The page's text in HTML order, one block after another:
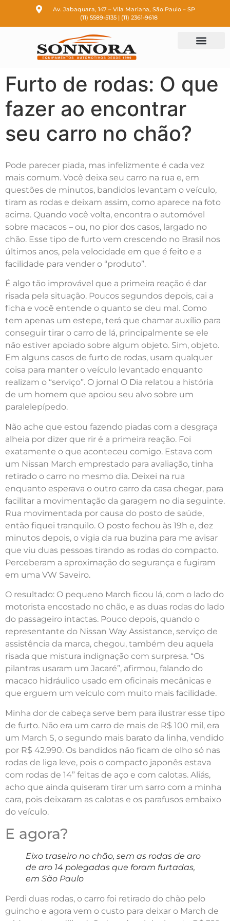
Av. Jabaquara, 147 – Vila Mariana, São Paulo – SP
(11) 5589-5135 | (11) 2361-9618
Furto de rodas: O que
fazer ao encontrar
seu carro no chão?
Pode parecer piada, mas infelizmente é cada vez
mais comum. Você deixa seu carro na rua e, em
questões de minutos, bandidos levantam o veículo,
tiram as rodas e deixam assim, como aparece na foto
acima. Quando você volta, encontra o automóvel
sobre macacos – ou, no pior dos casos, largado no
chão. Esse tipo de furto vem crescendo no Brasil nos
últimos anos, pela velocidade em que é feito e a
facilidade para vender o “produto”.
É algo tão improvável que a primeira reação é dar
risada pela situação. Poucos segundos depois, cai a
ficha e você entende o quanto se deu mal. Como
tem apenas um estepe, terá que chamar auxílio para
conseguir tirar o carro de lá, principalmente se ele
não estiver apoiado sobre algum objeto. Sim, objeto.
Em alguns casos de furto de rodas, usam qualquer
coisa para manter o veículo levantado enquanto
realizam o “serviço”. O jornal O Dia relatou a história
de um homem que apoiou seu alvo sobre um
paralelepípedo.
Não ache que estou fazendo piadas com a desgraça
alheia por dizer que rir é a primeira reação. Foi
exatamente o que aconteceu comigo. Estava com
um Nissan March emprestado para avaliação, tinha
retirado o carro no mesmo dia. Deixei na rua
enquanto esperava o outro carro da casa chegar, para
facilitar a movimentação da garagem no dia seguinte.
Rua movimentada por causa do posto de saúde,
então fiquei tranquilo. O posto fechou às 19h e, dez
minutos depois, o vigia da rua buzina para me avisar
que viu duas pessoas tirando as rodas do compacto.
Perceberam a aproximação do segurança e fugiram
em uma VW Saveiro.
O resultado: O pequeno March ficou lá, com o lado do
motorista encostado no chão, e as duas rodas do lado
do passageiro intactas. Pouco depois, quando o
representante do Nissan Way Assistance, serviço de
assistência da marca, chegou, também deu aquela
risada que mistura indignação com surpresa. “Os
pilantras usaram um Jacaré”, afirmou, falando do
macaco hidráulico usado em oficinais mecânicas e
que erguem um veículo com muito mais facilidade.
Minha dor de cabeça serve bem para ilustrar esse tipo
de furto. Não era um carro de mais de R$ 100 mil, era
um March S, o segundo mais barato da linha, vendido
por R$ 42.990. Os bandidos não ficam de olho só nas
rodas de liga leve, pois o compacto japonês estava
com rodas de 14” feitas de aço e com calotas. Aliás,
acho que ainda quiseram tirar um sarro com a minha
cara, pois deixaram as calotas e os parafusos embaixo
do veículo.
E agora?
Eixo traseiro no chão, sem as rodas de aro
de aro 14 polegadas que foram furtadas,
em São Paulo
Perdi duas rodas, o carro foi retirado do chão pelo
guincho e agora vem o custo para deixar o March de